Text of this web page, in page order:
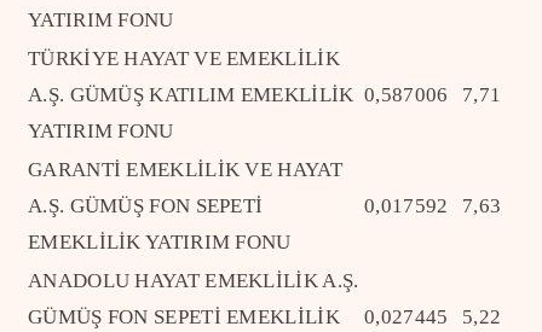
YATIRIM FONU
TÜRKİYE HAYAT VE EMEKLİLİK
A.Ş. GÜMÜŞ KATILIM EMEKLİLİK
YATIRIM FONU
0,587006 7,71
GARANTİ EMEKLİLİK VE HAYAT
A.Ş. GÜMÜŞ FON SEPETİ
EMEKLİLİK YATIRIM FONU
0,017592 7,63
ANADOLU HAYAT EMEKLİLİK A.Ş.
GÜMÜŞ FON SEPETİ EMEKLİLİK
0,027445 5,22